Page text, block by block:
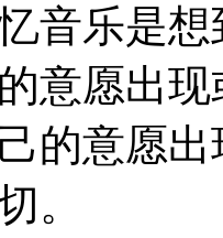
乐是想
意愿出
的意愿
。